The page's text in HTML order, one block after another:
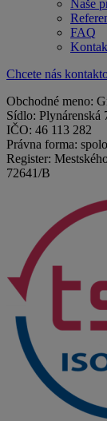
Naše
FAQ
Chcete nás
Obchodné meno:
Sídlo: Plynárenská
IČO: 46 113 282
Právna forma:
Register:
72641/B